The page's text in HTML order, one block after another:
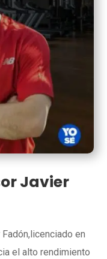
Javier
en
el alto rendimiento